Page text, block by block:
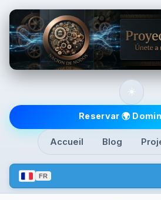
Top
Accueil Blog
FR
☀️
Reservar 🌍